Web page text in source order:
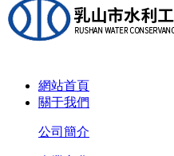
網站首頁
關于我們
公司簡介